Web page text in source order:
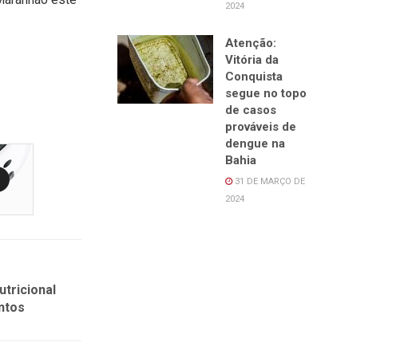
2024
Atenção:
Vitória da
Conquista
segue no topo
de casos
prováveis de
dengue na
Bahia
31 DE MARÇO DE
2024